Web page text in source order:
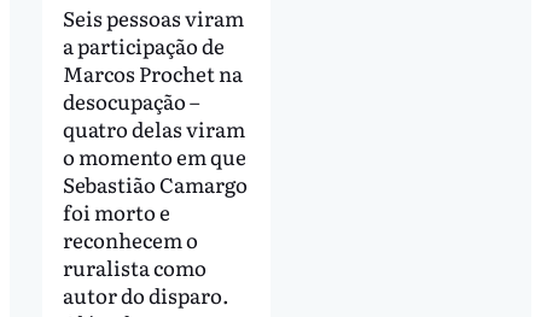
Seis pessoas viram
a participação de
Marcos Prochet na
desocupação –
quatro delas viram
o momento em que
Sebastião Camargo
foi morto e
reconhecem o
ruralista como
autor do disparo.